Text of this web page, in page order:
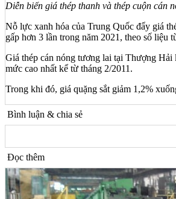
Diễn biến giá thép thanh và thép cuộn cán
Nỗ lực xanh hóa của Trung Quốc đẩy giá
gấp hơn 3 lần trong năm 2021, theo số liệu
Giá thép cán nóng tương lai tại Thượng Hải
mức cao nhất kể từ tháng 2/2011.
Trong khi đó, giá quặng sắt giảm 1,2%
Bình luận & chia sẻ
Đọc thêm